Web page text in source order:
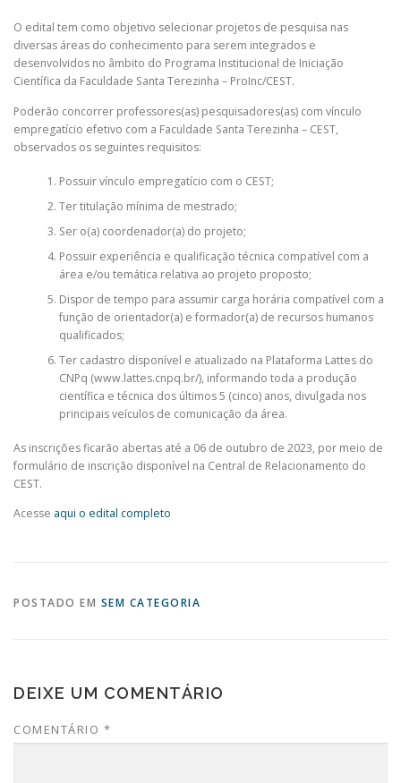
O edital tem como objetivo selecionar projetos de pesquisa nas
diversas áreas do conhecimento para serem integrados e
desenvolvidos no âmbito do Programa Institucional de Iniciação
Científica da Faculdade Santa Terezinha – ProInc/CEST.
Poderão concorrer professores(as) pesquisadores(as) com vínculo
empregatício efetivo com a Faculdade Santa Terezinha – CEST,
observados os seguintes requisitos:
Possuir vínculo empregatício com o CEST;
Ter titulação mínima de mestrado;
Ser o(a) coordenador(a) do projeto;
Possuir experiência e qualificação técnica compatível com a
área e/ou temática relativa ao projeto proposto;
Dispor de tempo para assumir carga horária compatível com a
função de orientador(a) e formador(a) de recursos humanos
qualificados;
Ter cadastro disponível e atualizado na Plataforma Lattes do
CNPq (www.lattes.cnpq.br/), informando toda a produção
científica e técnica dos últimos 5 (cinco) anos, divulgada nos
principais veículos de comunicação da área.
As inscrições ficarão abertas até a 06 de outubro de 2023, por meio de
formulário de inscrição disponível na Central de Relacionamento do
CEST.
Acesse aqui o edital completo
POSTADO EM SEM CATEGORIA
DEIXE UM COMENTÁRIO
COMENTÁRIO *